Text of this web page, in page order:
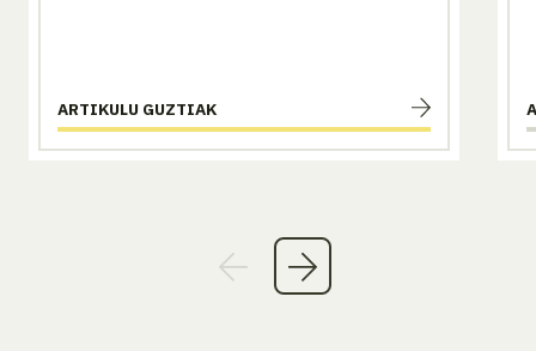
ARTIKULU GUZTIAK